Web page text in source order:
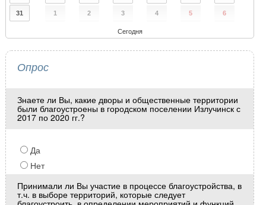
31 1 2 3 4 5 6
Сегодня
Опрос
Знаете ли Вы, какие дворы и общественные территории
были благоустроены в городском поселении Излучинск с
2017 по 2020 гг.?
Да
Нет
Принимали ли Вы участие в процессе благоустройства, в
т.ч. в выборе территорий, которые следует